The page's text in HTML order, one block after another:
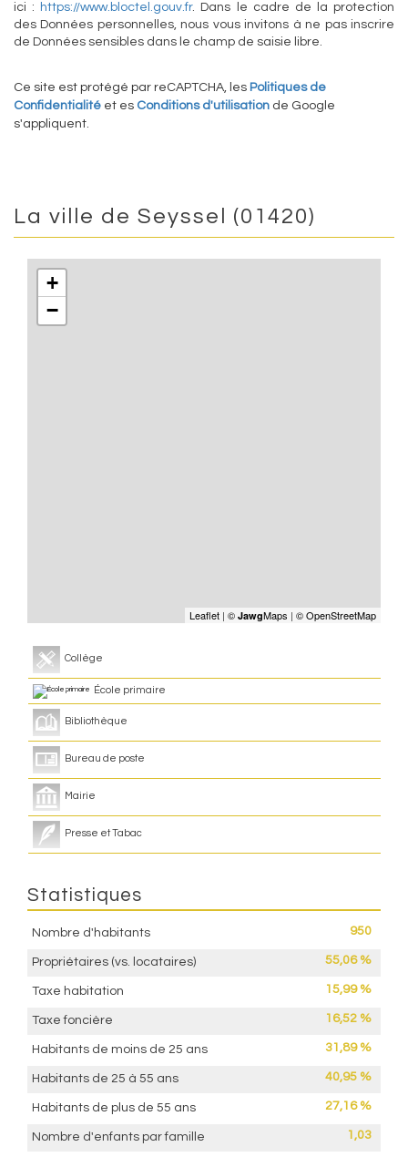
ici :
https://www.bloctel.gouv.fr. Dans le cadre de la protection
des Données personnelles, nous vous invitons à ne pas inscrire
de Données sensibles dans le champ de saisie libre.
Ce site est protégé par reCAPTCHA, les Politiques de
Confidentialité et es Conditions d'utilisation de Google
s'appliquent.
La ville de Seyssel (01420)
+
−
Leaflet | © JawgMaps | © OpenStreetMap
Collège
École primaire
Bibliothèque
Bureau de poste
Mairie
Presse et Tabac
Statistiques
Nombre d'habitants 950
Propriétaires (vs. locataires) 55,06 %
Taxe habitation 15,99 %
Taxe foncière 16,52 %
Habitants de moins de 25 ans 31,89 %
Habitants de 25 à 55 ans 40,95 %
Habitants de plus de 55 ans 27,16 %
Nombre d'enfants par famille 1,03